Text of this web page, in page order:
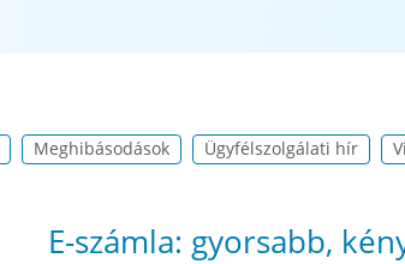
Meghibásodások Ügyfélszolgálati hír
E-számla: gyorsabb,